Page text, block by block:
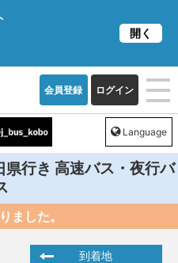
会員登録 ログイン
Language
県行き 高速バス・夜行バ
ました。
到着地
開く